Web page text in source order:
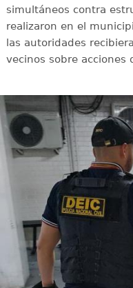
simultáneos contra
realizaron en el
las autoridades
vecinos sobre acciones